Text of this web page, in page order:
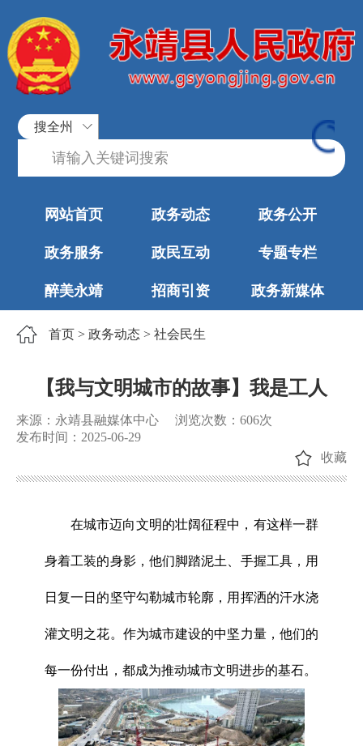
搜全州
网站首页 政务动态 政务公开
政务服务 政民互动 专题专栏
醉美永靖 招商引资 政务新媒体
首页 > 政务动态 > 社会民生
【我与文明城市的故事】我是工人
来源：永靖县融媒体中心 浏览次数： 606次
发布时间：2025-06-29
收藏
在城市迈向文明的壮阔征程中，有这样一群
身着工装的身影，他们脚踏泥土、手握工具，用
日复一日的坚守勾勒城市轮廓，用挥洒的汗水浇
灌文明之花。作为城市建设的中坚力量，他们的
每一份付出，都成为推动城市文明进步的基石。